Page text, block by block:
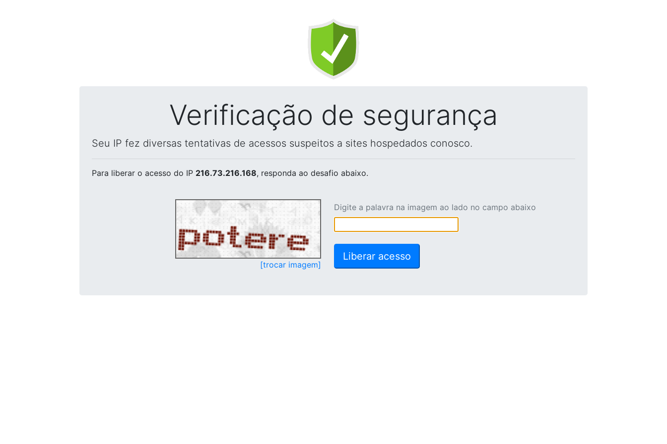
Verificação de segurança
Seu IP fez diversas tentativas de acessos suspeitos a sites hospedados conosco.
Para liberar o acesso do IP 216.73.216.168, responda ao desafio abaixo.
[trocar imagem]
Digite a palavra na imagem ao lado no campo abaixo